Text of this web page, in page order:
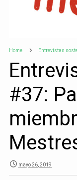
Home Entrevistas
#37:
mayo 26, 2019